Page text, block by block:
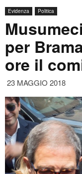
Evidenza Politica
per
ore il
23 MAGGIO 2018